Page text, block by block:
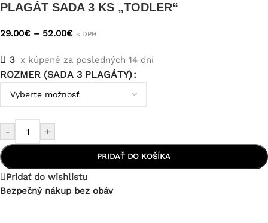
PLAGÁT SADA 3 KS „TODLER“
29.00€ – 52.00€ s DPH
3 x kúpené za posledných 14 dní
ROZMER (SADA 3 PLAGÁTY)
- +
PRIDAŤ DO KOŠÍKA
Pridať do wishlistu
Bezpečný nákup bez obáv